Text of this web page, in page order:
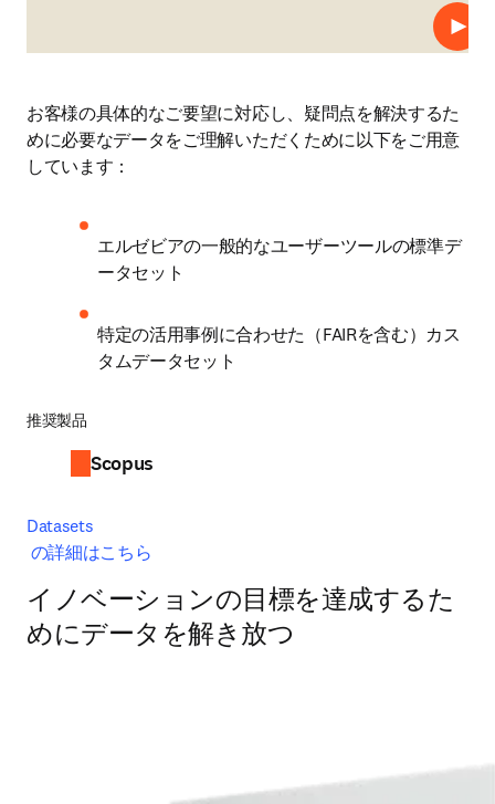
プレ
お客様の具体的なご要望に対応し、疑問点を解決するた
めに必要なデータをご理解いただくために以下をご用意
しています：
エルゼビアの一般的なユーザーツールの標準デ
ータセット
特定の活用事例に合わせた（FAIRを含む）カス
タムデータセット
推奨製品
Scopus
Datasets
イノベーションの目標を達成するた
めにデータを解き放つ